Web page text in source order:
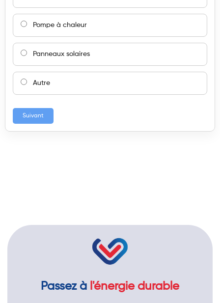
Pompe à chaleur
Panneaux solaires
Autre
Suivant
Passez à l'énergie durable